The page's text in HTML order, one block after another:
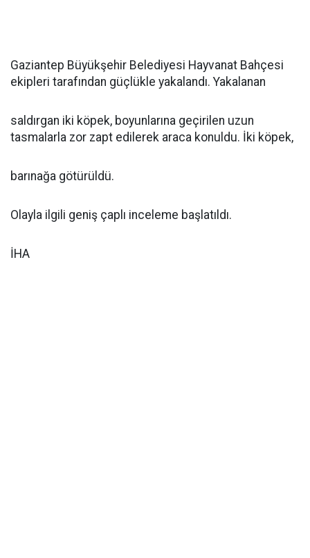
Gaziantep Büyükşehir Belediyesi Hayvanat Bahçesi
ekipleri tarafından güçlükle yakalandı. Yakalanan
saldırgan iki köpek, boyunlarına geçirilen uzun
tasmalarla zor zapt edilerek araca konuldu. İki köpek,
barınağa götürüldü.
Olayla ilgili geniş çaplı inceleme başlatıldı.
İHA